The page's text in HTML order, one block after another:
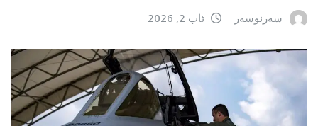
سەرنوسەر ئاب 2, 2026